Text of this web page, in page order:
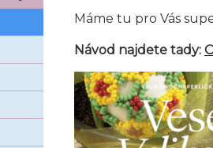
Máme tu pro Vás
Návod najdete tady: